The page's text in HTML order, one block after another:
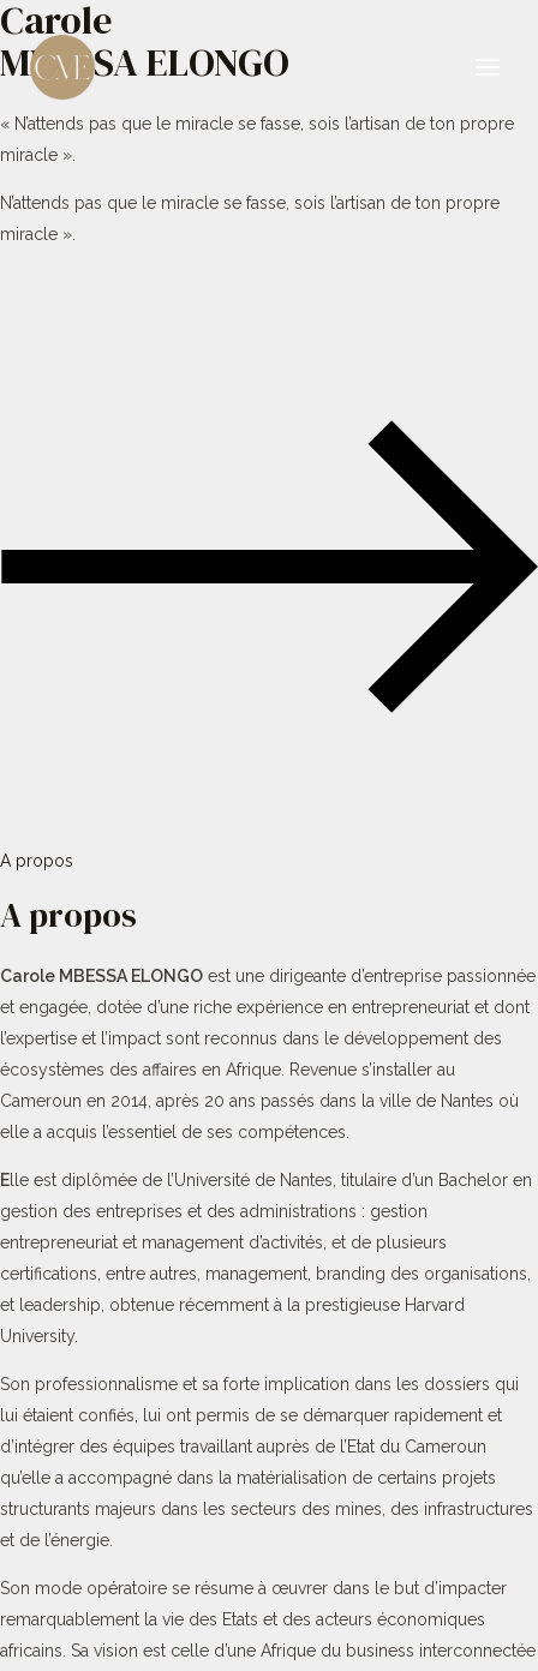
Aller
contenu
Carole
MBESSA ELONGO
« N’attends pas que le miracle se fasse, sois l’artisan de ton propre
miracle ».
N’attends pas que le miracle se fasse, sois l’artisan de ton propre
miracle ».
A propos
A propos
Carole MBESSA ELONGO est une dirigeante d’entreprise passionnée
et engagée, dotée d’une riche expérience en entrepreneuriat et dont
l’expertise et l’impact sont reconnus dans le développement des
écosystèmes des affaires en Afrique. Revenue s’installer au
Cameroun en 2014, après 20 ans passés dans la ville de Nantes où
elle a acquis l’essentiel de ses compétences.
E lle est diplômée de l’Université de Nantes, titulaire d’un Bachelor en
gestion des entreprises et des administrations : gestion
entrepreneuriat et management d’activités, et de plusieurs
certifications, entre autres, management, branding des organisations,
et leadership, obtenue récemment à la prestigieuse Harvard
University.
Son professionnalisme et sa forte implication dans les dossiers qui
lui étaient confiés, lui ont permis de se démarquer rapidement et
d’intégrer des équipes travaillant auprès de l’Etat du Cameroun
qu’elle a accompagné dans la matérialisation de certains projets
structurants majeurs dans les secteurs des mines, des infrastructures
et de l’énergie.
Son mode opératoire se résume à œuvrer dans le but d’impacter
remarquablement la vie des Etats et des acteurs économiques
africains. Sa vision est celle d’une Afrique du business interconnectée